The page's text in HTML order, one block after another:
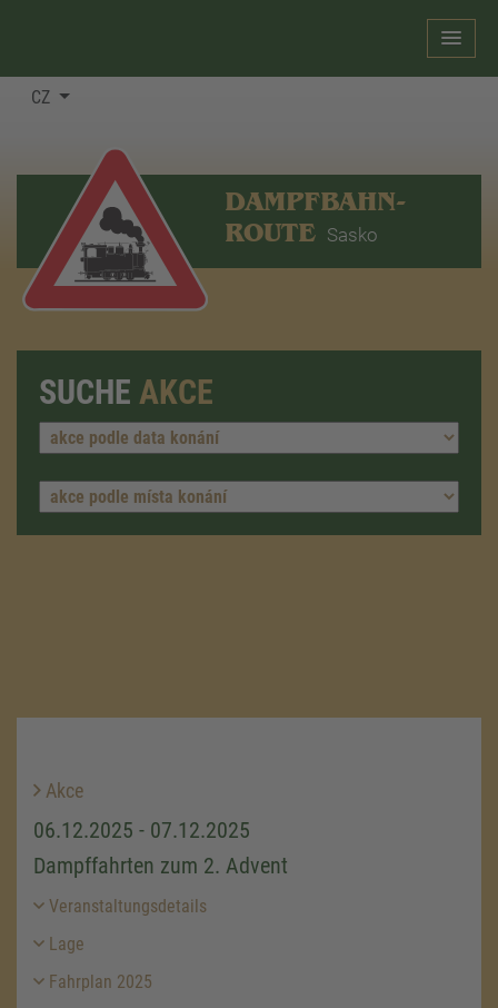
CZ
DAMPFBAHN-
ROUTE Sasko
SUCHE AKCE
Akce
06.12.2025 - 07.12.2025
Dampffahrten zum 2. Advent
Veranstaltungsdetails
Lage
Fahrplan 2025